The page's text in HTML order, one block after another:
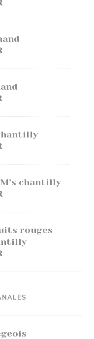
chantilly
rouges